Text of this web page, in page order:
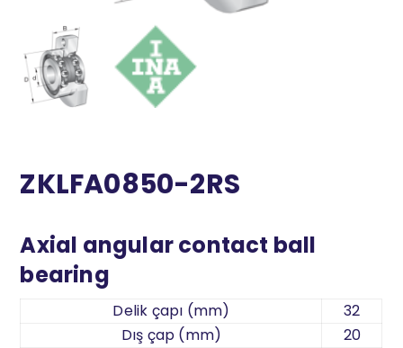
ZKLFA0850-2RS
Axial angular contact ball
bearing
Delik çapı (mm)
32
Dış çap (mm)
20